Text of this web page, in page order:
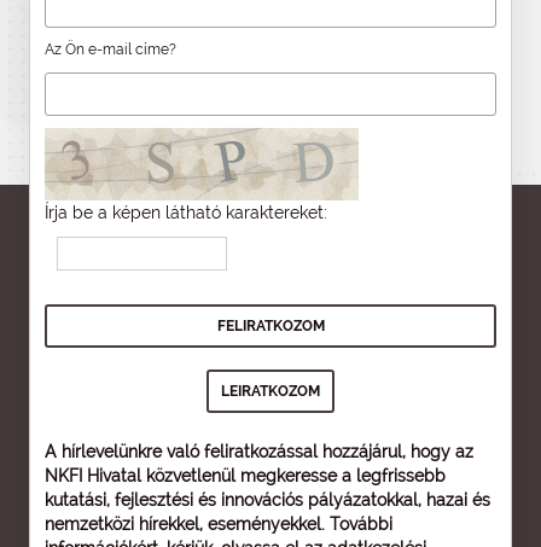
Az Ön e-mail címe?
Írja be a képen látható karaktereket:
A hírlevelünkre való feliratkozással hozzájárul, hogy az
NKFI Hivatal közvetlenül megkeresse a legfrissebb
kutatási, fejlesztési és innovációs pályázatokkal, hazai és
nemzetközi hírekkel, eseményekkel. További